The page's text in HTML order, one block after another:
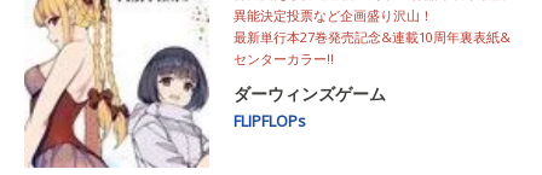
異能決定投票など企画盛り沢山！
最新単行本27巻発売記念&連載10周年裏表紙&
センターカラー!!
ダーウィンズゲーム
FLIPFLOPs